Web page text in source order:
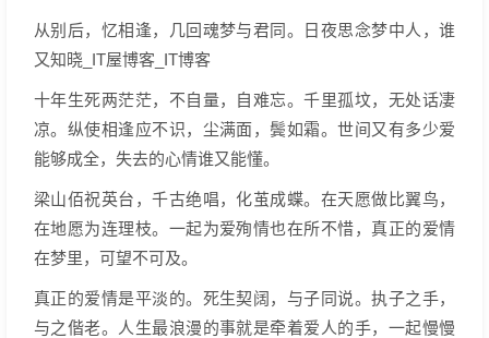
从别后，忆相逢，几回魂梦与君同。日夜思念梦中人，谁
又知晓_IT屋博客_IT博客
十年生死两茫茫，不自量，自难忘。千里孤坟，无处话凄
凉。纵使相逢应不识，尘满面，鬓如霜。世间又有多少爱
能够成全，失去的心情谁又能懂。
梁山佰祝英台，千古绝唱，化茧成蝶。在天愿做比翼鸟，
在地愿为连理枝。一起为爱殉情也在所不惜，真正的爱情
在梦里，可望不可及。
真正的爱情是平淡的。死生契阔，与子同说。执子之手，
与之偕老。人生最浪漫的事就是牵着爱人的手，一起慢慢